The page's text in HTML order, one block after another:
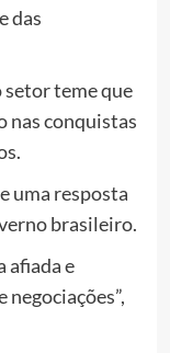
das
setor teme que
nas conquistas
uma resposta
brasileiro.
afiada e
negociações”,